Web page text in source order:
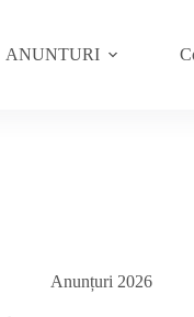
ANUNTURI
Anunțuri 2026